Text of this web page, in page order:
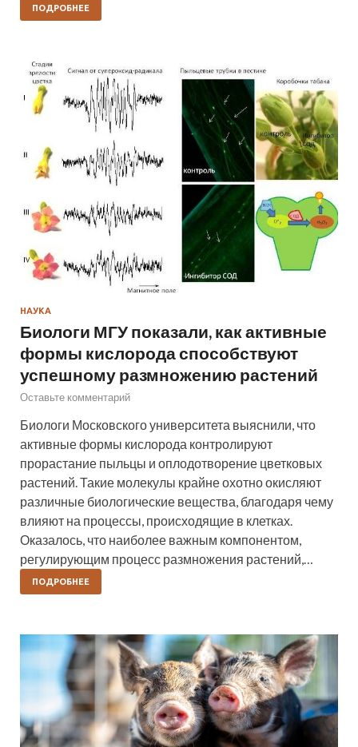
ПОДРОБНЕЕ
НАУКА
Биологи МГУ показали, как активные
формы кислорода способствуют
успешному размножению растений
Оставьте комментарий
Биологи Московского университета выяснили, что
активные формы кислорода контролируют
прорастание пыльцы и оплодотворение цветковых
растений. Такие молекулы крайне охотно окисляют
различные биологические вещества, благодаря чему
влияют на процессы, происходящие в клетках.
Оказалось, что наиболее важным компонентом,
регулирующим процесс размножения растений,…
ПОДРОБНЕЕ